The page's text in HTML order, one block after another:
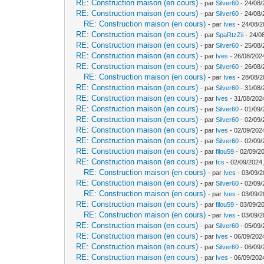
RE: Construction maison (en cours) - parSilver60 - 24/08/
RE: Construction maison (en cours) - parSilver60 - 24/08/
RE: Construction maison (en cours) - par Ives - 24/08/
RE: Construction maison (en cours) - parSpaRtzZii - 24/
RE: Construction maison (en cours) - parSilver60 - 25/08/
RE: Construction maison (en cours) - par Ives - 26/08/
RE: Construction maison (en cours) - parSilver60 - 26/08/
RE: Construction maison (en cours) - par Ives - 28/08/
RE: Construction maison (en cours) - parSilver60 - 31/08/
RE: Construction maison (en cours) - par Ives - 31/08/
RE: Construction maison (en cours) - parSilver60 - 01/09/
RE: Construction maison (en cours) - parSilver60 - 02/09/
RE: Construction maison (en cours) - par Ives - 02/09/
RE: Construction maison (en cours) - parSilver60 - 02/09/
RE: Construction maison (en cours) - parfilou59 - 02/09/
RE: Construction maison (en cours) - parfcs - 02/09/
RE: Construction maison (en cours) - par Ives - 03/09/
RE: Construction maison (en cours) - parSilver60 - 02/09/
RE: Construction maison (en cours) - par Ives - 03/09/
RE: Construction maison (en cours) - parfilou59 - 03/09/
RE: Construction maison (en cours) - par Ives - 03/09/
RE: Construction maison (en cours) - parSilver60 - 05/09/
RE: Construction maison (en cours) - par Ives - 06/09/
RE: Construction maison (en cours) - parSilver60 - 06/09/
RE: Construction maison (en cours) - par Ives - 06/09/